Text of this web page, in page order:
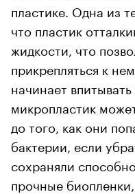
пластике. Одна из
что пластик
жидкости, что
прикрепляться к
начинает
микропластик
до того, как они
бактерии, если
сохраняли
прочные